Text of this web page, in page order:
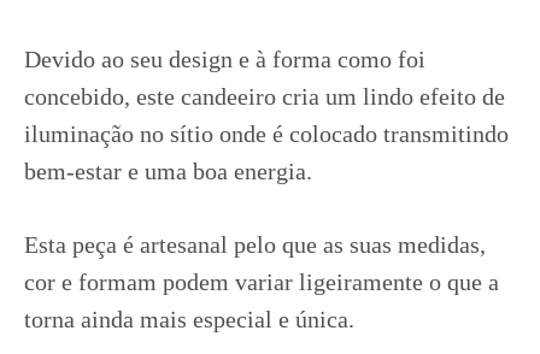
Devido ao seu design e à forma como foi
concebido, este candeeiro cria um lindo efeito de
iluminação no sítio onde é colocado transmitindo
bem-estar e uma boa energia.
Esta peça é artesanal pelo que as suas medidas,
cor e formam podem variar ligeiramente o que a
torna ainda mais especial e única.